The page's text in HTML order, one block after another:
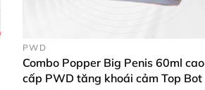
PWD
Combo Popper Big Penis 60ml cao
cấp PWD tăng khoái cảm Top Bot